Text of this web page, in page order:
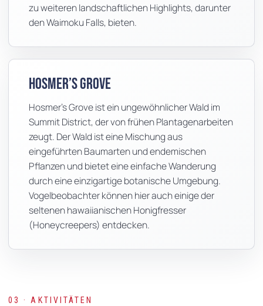
zu weiteren landschaftlichen Highlights, darunter
den Waimoku Falls, bieten.
Hosmer’s Grove
Hosmer’s Grove ist ein ungewöhnlicher Wald im
Summit District, der von frühen Plantagenarbeiten
zeugt. Der Wald ist eine Mischung aus
eingeführten Baumarten und endemischen
Pflanzen und bietet eine einfache Wanderung
durch eine einzigartige botanische Umgebung.
Vogelbeobachter können hier auch einige der
seltenen hawaiianischen Honigfresser
(Honeycreepers) entdecken.
03 · AKTIVITÄTEN